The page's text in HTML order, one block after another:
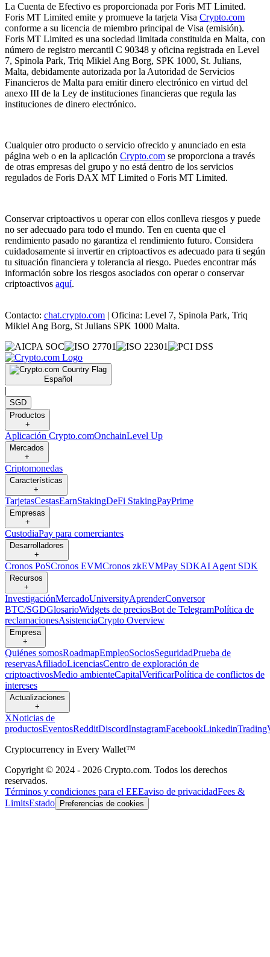
La Cuenta de Efectivo es proporcionada por Foris MT Limited.
Foris MT Limited emite y promueve la tarjeta Visa Crypto.com
conforme a su licencia de miembro principal de Visa (emisión).
Foris MT Limited es una sociedad limitada constituida en Malta, con
número de registro mercantil C 90348 y oficina registrada en Level
7, Spinola Park, Triq Mikiel Ang Borg, SPK 1000, St. Julians,
Malta, debidamente autorizada por la Autoridad de Servicios
Financieros de Malta para emitir dinero electrónico en virtud del
anexo III de la Ley de instituciones financieras que regula las
instituciones de dinero electrónico.
Cualquier otro producto o servicio ofrecido y anunciado en esta
página web o en la aplicación Crypto.com se proporciona a través
de otras empresas del grupo y no está dentro de los servicios
regulados de Foris DAX MT Limited o Foris MT Limited.
Conservar criptoactivos u operar con ellos conlleva riesgos y puede
no ser adecuado para todo el mundo. Ten en cuenta que el
rendimiento pasado no garantiza el rendimiento futuro. Considera
cuidadosamente si invertir en criptoactivos es adecuado para ti según
tu situación financiera y tolerancia al riesgo. Puedes encontrar más
información sobre los riesgos asociados con operar o conservar
criptoactivos aquí.
Contacto: chat.crypto.com | Oficina: Level 7, Spinola Park, Triq
Mikiel Ang Borg, St Julians SPK 1000 Malta.
Español
|
SGD
Productos
+
Aplicación Crypto.comOnchainLevel Up
Mercados
+
Criptomonedas
Características
+
TarjetasCestasEarnStakingDeFi StakingPayPrime
Empresas
+
CustodiaPay para comerciantes
Desarrolladores
+
Cronos PoSCronos EVMCronos zkEVMPay SDKAI Agent SDK
Recursos
+
InvestigaciónMercadoUniversityAprenderConversor
BTC/SGDGlosarioWidgets de preciosBot de TelegramPolítica de
reclamacionesAsistenciaCrypto Overview
Empresa
+
Quiénes somosRoadmapEmpleoSociosSeguridadPrueba de
reservasAfiliadoLicenciasCentro de exploración de
criptoactivosMedio ambienteCapitalVerificarPolítica de conflictos de
intereses
Actualizaciones
+
XNoticias de
productosEventosRedditDiscordInstagramFacebookLinkedin
Cryptocurrency in Every Wallet™
Copyright © 2024 - 2026 Crypto.com. Todos los derechos
reservados.
Términos y condiciones para el EEEaviso de privacidadFees &
LimitsEstado Preferencias de cookies